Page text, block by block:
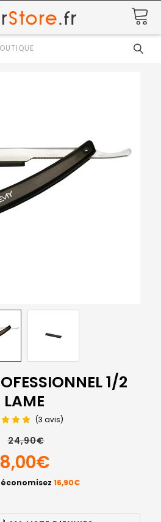
1/2
LAME
(3 avis)
24,90€
8,00€
16,90€